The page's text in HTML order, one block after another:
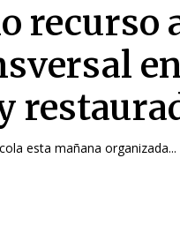
recurso
esta mañana organizada...